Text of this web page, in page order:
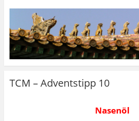
TCM – Adventstipp 10
Nasenöl